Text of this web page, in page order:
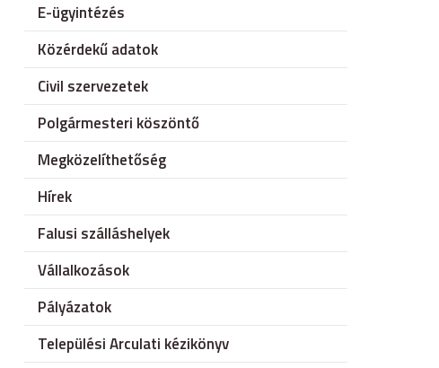
E-ügyintézés
Közérdekű adatok
Civil szervezetek
Polgármesteri köszöntő
Megközelíthetőség
Hírek
Falusi szálláshelyek
Vállalkozások
Pályázatok
Települési Arculati kézikönyv